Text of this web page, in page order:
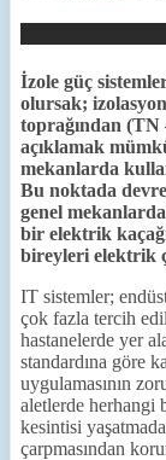
İzole güç
olursak;
toprağından (TN
açıklamak
mekanlarda
Bu noktada
genel
bir elektrik
bireyleri elektrik
IT sistemler;
çok fazla tercih
hastanelerde yer
standardına göre
uygulamasının
aletlerde herhangi
kesintisi
çarpmasından